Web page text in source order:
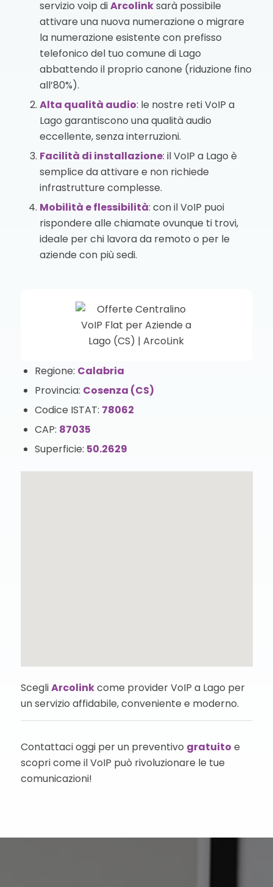
servizio voip diArcolinksarà possibile
attivare una nuova numerazione o migrare
la numerazione esistente con prefisso
telefonico del tuo comune di Lago
abbattendo il proprio canone (riduzione fino
all’80%).
Alta qualità audio: le nostre reti VoIP a
Lago garantiscono una qualità audio
eccellente, senza interruzioni.
Facilità di installazione: il VoIP a Lago è
semplice da attivare e non richiede
infrastrutture complesse.
Mobilità e flessibilità: con il VoIP puoi
rispondere alle chiamate ovunque ti trovi,
ideale per chi lavora da remoto o per le
aziende con più sedi.
Regione: Calabria
Provincia: Cosenza (CS)
Codice ISTAT: 78062
CAP: 87035
Superficie: 50.2629
ScegliArcolinkcome provider VoIP a Lago per
un servizio affidabile, conveniente e moderno.
Contattaci oggi per un preventivo gratuito e
scopri come il VoIP può rivoluzionare le tue
comunicazioni!